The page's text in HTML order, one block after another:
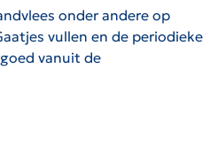
onder andere op
vullen en de periodieke
vanuit de